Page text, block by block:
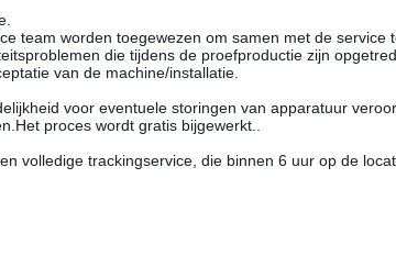
team worden toegewezen om samen met de service
die tijdens de proefproductie zijn
van de machine/installatie.
voor eventuele storingen van apparatuur
proces wordt gratis bijgewerkt..
volledige trackingservice, die binnen 6 uur op de